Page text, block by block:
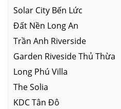
Solar City Bến Lức
Đất Nền Long An
Trần Anh Riverside
Garden Riveside Thủ Thừa
Long Phú Villa
The Solia
KDC Tân Đô